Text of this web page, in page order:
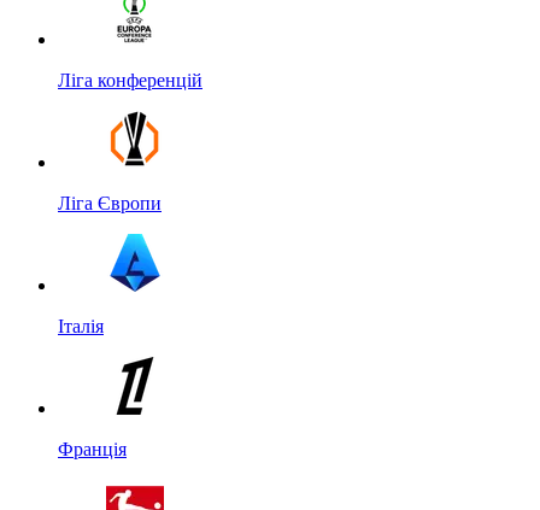
Ліга конференцій
Ліга Європи
Італія
Франція